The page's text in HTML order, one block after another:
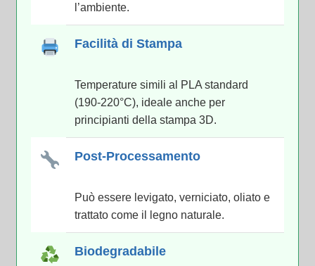
l’ambiente.
Facilità di Stampa
Temperature simili al PLA standard
(190-220°C), ideale anche per
principianti della stampa 3D.
Post-Processamento
Può essere levigato, verniciato, oliato e
trattato come il legno naturale.
Biodegradabile